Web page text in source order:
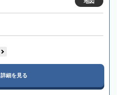
詳細を見る